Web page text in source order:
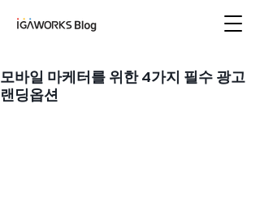
모바일 마케터를 위한 4가지 필수 광고
랜딩옵션